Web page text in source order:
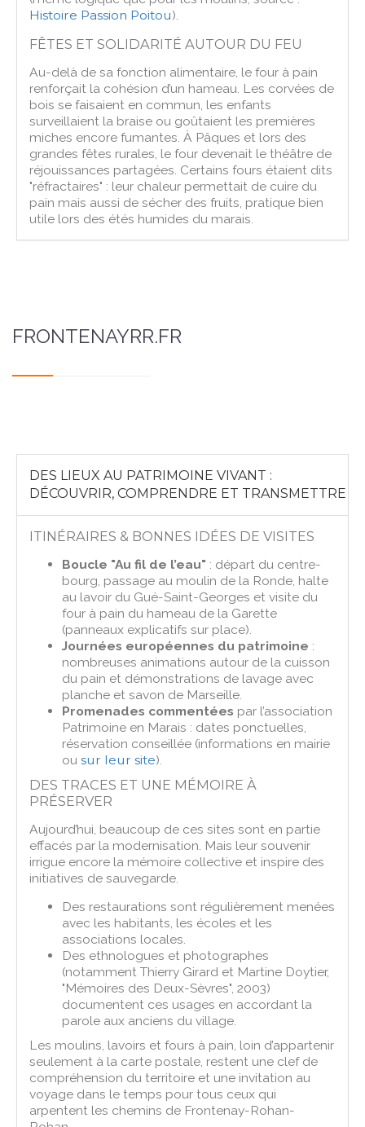
Histoire Passion Poitou).
FÊTES ET SOLIDARITÉ AUTOUR DU FEU
Au-delà de sa fonction alimentaire, le four à pain
renforçait la cohésion d’un hameau. Les corvées de
bois se faisaient en commun, les enfants
surveillaient la braise ou goûtaient les premières
miches encore fumantes. À Pâques et lors des
grandes fêtes rurales, le four devenait le théâtre de
réjouissances partagées. Certains fours étaient dits
"réfractaires" : leur chaleur permettait de cuire du
pain mais aussi de sécher des fruits, pratique bien
utile lors des étés humides du marais.
FRONTENAYRR.FR
DES LIEUX AU PATRIMOINE VIVANT :
DÉCOUVRIR, COMPRENDRE ET TRANSMETTRE
ITINÉRAIRES & BONNES IDÉES DE VISITES
Boucle "Au fil de l’eau" : départ du centre-
bourg, passage au moulin de la Ronde, halte
au lavoir du Gué-Saint-Georges et visite du
four à pain du hameau de la Garette
(panneaux explicatifs sur place).
Journées européennes du patrimoine :
nombreuses animations autour de la cuisson
du pain et démonstrations de lavage avec
planche et savon de Marseille.
Promenades commentées par l’association
Patrimoine en Marais : dates ponctuelles,
réservation conseillée (informations en mairie
ousur leur site).
DES TRACES ET UNE MÉMOIRE À
PRÉSERVER
Aujourd’hui, beaucoup de ces sites sont en partie
effacés par la modernisation. Mais leur souvenir
irrigue encore la mémoire collective et inspire des
initiatives de sauvegarde.
Des restaurations sont régulièrement menées
avec les habitants, les écoles et les
associations locales.
Des ethnologues et photographes
(notamment Thierry Girard et Martine Doytier,
"Mémoires des Deux-Sèvres", 2003)
documentent ces usages en accordant la
parole aux anciens du village.
Les moulins, lavoirs et fours à pain, loin d’appartenir
seulement à la carte postale, restent une clef de
compréhension du territoire et une invitation au
voyage dans le temps pour tous ceux qui
arpentent les chemins de Frontenay-Rohan-